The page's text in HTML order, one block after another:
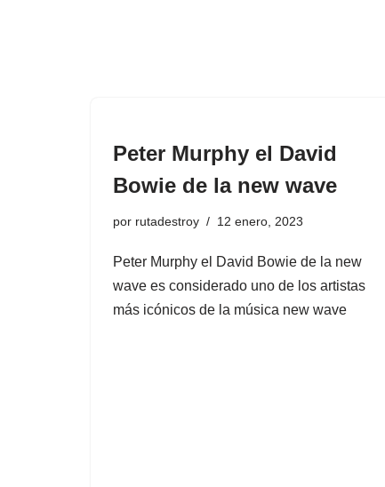
Peter Murphy el David
Bowie de la new wave
por rutadestroy 12 enero, 2023
Peter Murphy el David Bowie de la new
wave es considerado uno de los artistas
más icónicos de la música new wave